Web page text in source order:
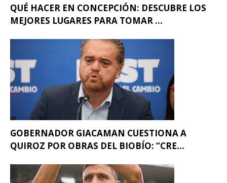
QUÉ HACER EN CONCEPCIÓN: DESCUBRE LOS
MEJORES LUGARES PARA TOMAR ...
GOBERNADOR GIACAMAN CUESTIONA A
QUIROZ POR OBRAS DEL BIOBÍO: “CRE...